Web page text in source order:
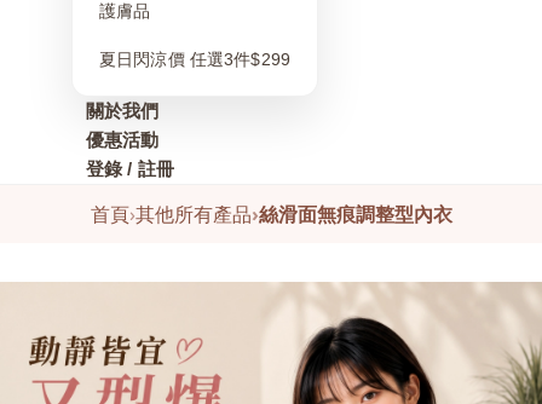
護膚品
夏日閃涼價 任選3件$299
關於我們
優惠活動
登錄 / 註冊
首頁›其他所有產品›絲滑面無痕調整型內衣